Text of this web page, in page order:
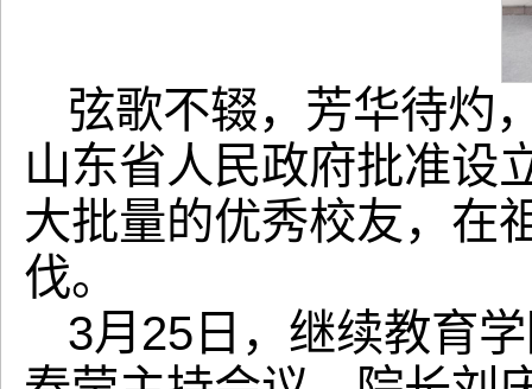
弦歌不辍，芳华待灼
山东省人民政府批准设
大批量的优秀校友，在
伐。
3月25日，继续教育